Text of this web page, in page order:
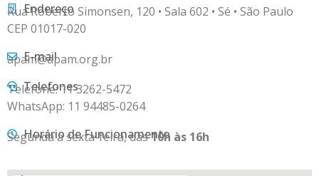
Endereço
Rua Roberto Simonsen, 120 • Sala 602 • Sé • São Paulo
CEP 01017-020
E-mail
apam@apam.org.br
Telefones
Telefone: 11 3262-5472
WhatsApp: 11 94485-0264
Horário de Funcionamento
Segunda a sexta-feira, das10h às 16h